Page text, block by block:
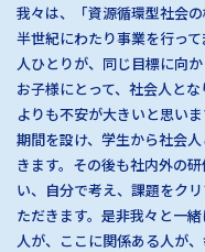
我々は、「資源循環型社会
半世紀にわたり事業を行っ
人ひとりが、同じ目標に向か
お子様にとって、社会人と
よりも不安が大きいと思い
期間を設け、学生から社会
きます。その後も社内外の
い、自分で考え、課題をク
ただきます。是非我々と一
人が、ここに関係ある人が